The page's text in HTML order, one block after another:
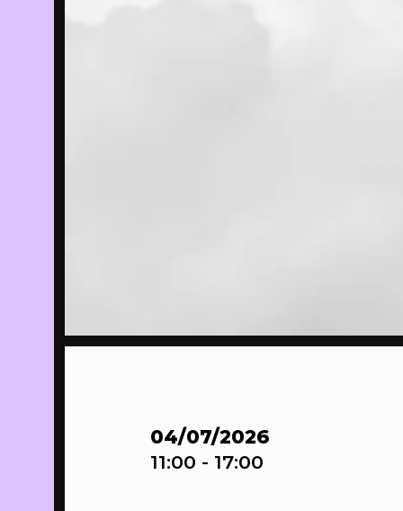
07/08
04/07/2026
11:00 - 17:00